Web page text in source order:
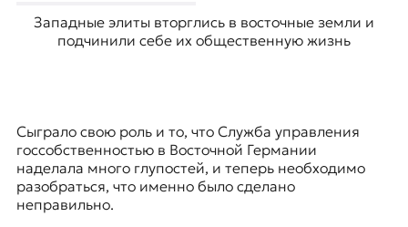
Западные элиты вторглись в восточные земли и
подчинили себе их общественную жизнь
Сыграло свою роль и то, что Служба управления
госсобственностью в Восточной Германии
наделала много глупостей, и теперь необходимо
разобраться, что именно было сделано
неправильно.